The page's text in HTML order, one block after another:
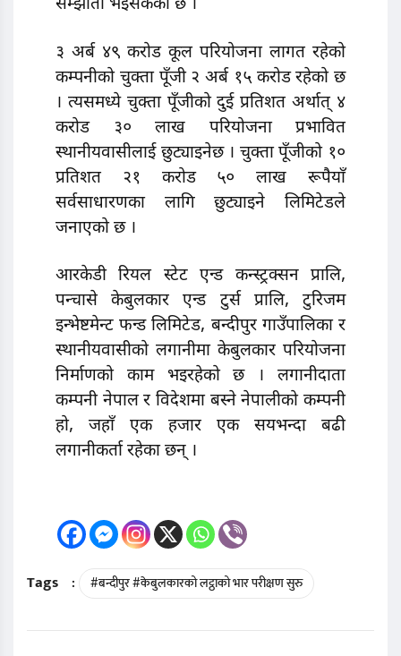
सम्झौता भइसकेको छ ।
३ अर्ब ४९ करोड कूल परियोजना लागत रहेको
कम्पनीको चुक्ता पूँजी २ अर्ब १५ करोड रहेको छ
। त्यसमध्ये चुक्ता पूँजीको दुई प्रतिशत अर्थात् ४
करोड ३० लाख परियोजना प्रभावित
स्थानीयवासीलाई छुट्याइनेछ । चुक्ता पूँजीको १०
प्रतिशत २१ करोड ५० लाख रूपैयाँ
सर्वसाधारणका लागि छुट्याइने लिमिटेडले
जनाएको छ ।
आरकेडी रियल स्टेट एन्ड कन्स्ट्रक्सन प्रालि,
पन्चासे केबुलकार एन्ड टुर्स प्रालि, टुरिजम
इन्भेष्टमेन्ट फन्ड लिमिटेड, बन्दीपुर गाउँपालिका र
स्थानीयवासीको लगानीमा केबुलकार परियोजना
निर्माणको काम भइरहेको छ । लगानीदाता
कम्पनी नेपाल र विदेशमा बस्ने नेपालीको कम्पनी
हो, जहाँ एक हजार एक सयभन्दा बढी
लगानीकर्ता रहेका छन् ।
Tags : #बन्दीपुर #केबुलकारको लट्ठाको भार परीक्षण सुरु